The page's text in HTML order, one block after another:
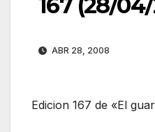
167 (28/
ABR 28, 2008
Edicion 167 de «El